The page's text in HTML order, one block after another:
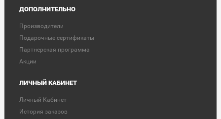
ДОПОЛНИТЕЛЬНО
Производители
Подарочные сертификаты
Партнерская программа
Акции
ЛИЧНЫЙ КАБИНЕТ
Личный Кабинет
История заказов